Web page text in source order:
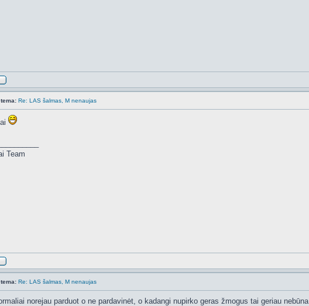
Re: LAS šalmas, M nenaujas
Team
Re: LAS šalmas, M nenaujas
norejau parduot o ne pardavinėt, o kadangi nupirko geras žmogus tai geriau nebūna